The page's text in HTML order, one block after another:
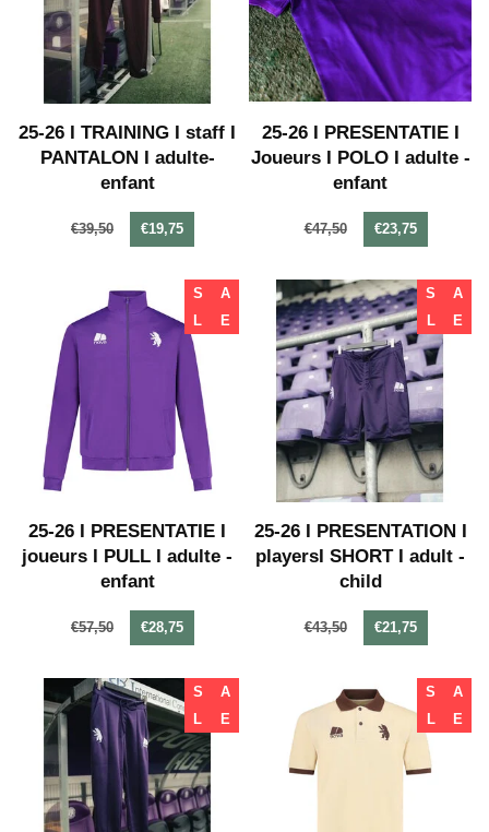
25-26 I TRAINING I staff I
PANTALON I adulte-
enfant
€39,50 €19,75
25-26 I PRESENTATIE I
Joueurs I POLO I adulte -
enfant
€47,50 €23,75
S
A
L
E
25-26 I PRESENTATIE I
joueurs I PULL I adulte -
enfant
€57,50 €28,75
S
A
L
E
25-26 I PRESENTATION I
playersI SHORT I adult -
child
€43,50 €21,75
S
A
L
E
S
A
L
E